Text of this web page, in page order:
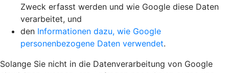
Zweck erfasst werden und wie Google diese Daten
verarbeitet, und
den Informationen dazu, wie Google
personenbezogene Daten verwendet.
Solange Sie nicht in die Datenverarbeitung von Google